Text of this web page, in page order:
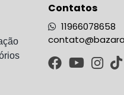
Contatos
11966078658